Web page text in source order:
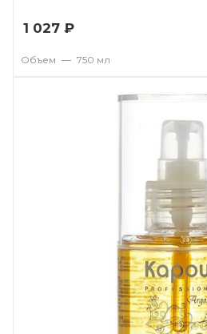
1 027 ₽
Объем — 750 мл